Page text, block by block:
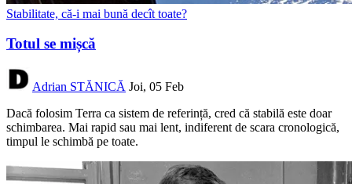
Stabilitate, că-i mai bună decît toate?
Totul se mișcă
Adrian STĂNICĂ Joi, 05 Feb
Dacă folosim Terra ca sistem de referință, cred că stabilă este doar
schimbarea. Mai rapid sau mai lent, indiferent de scara cronologică,
timpul le schimbă pe toate.